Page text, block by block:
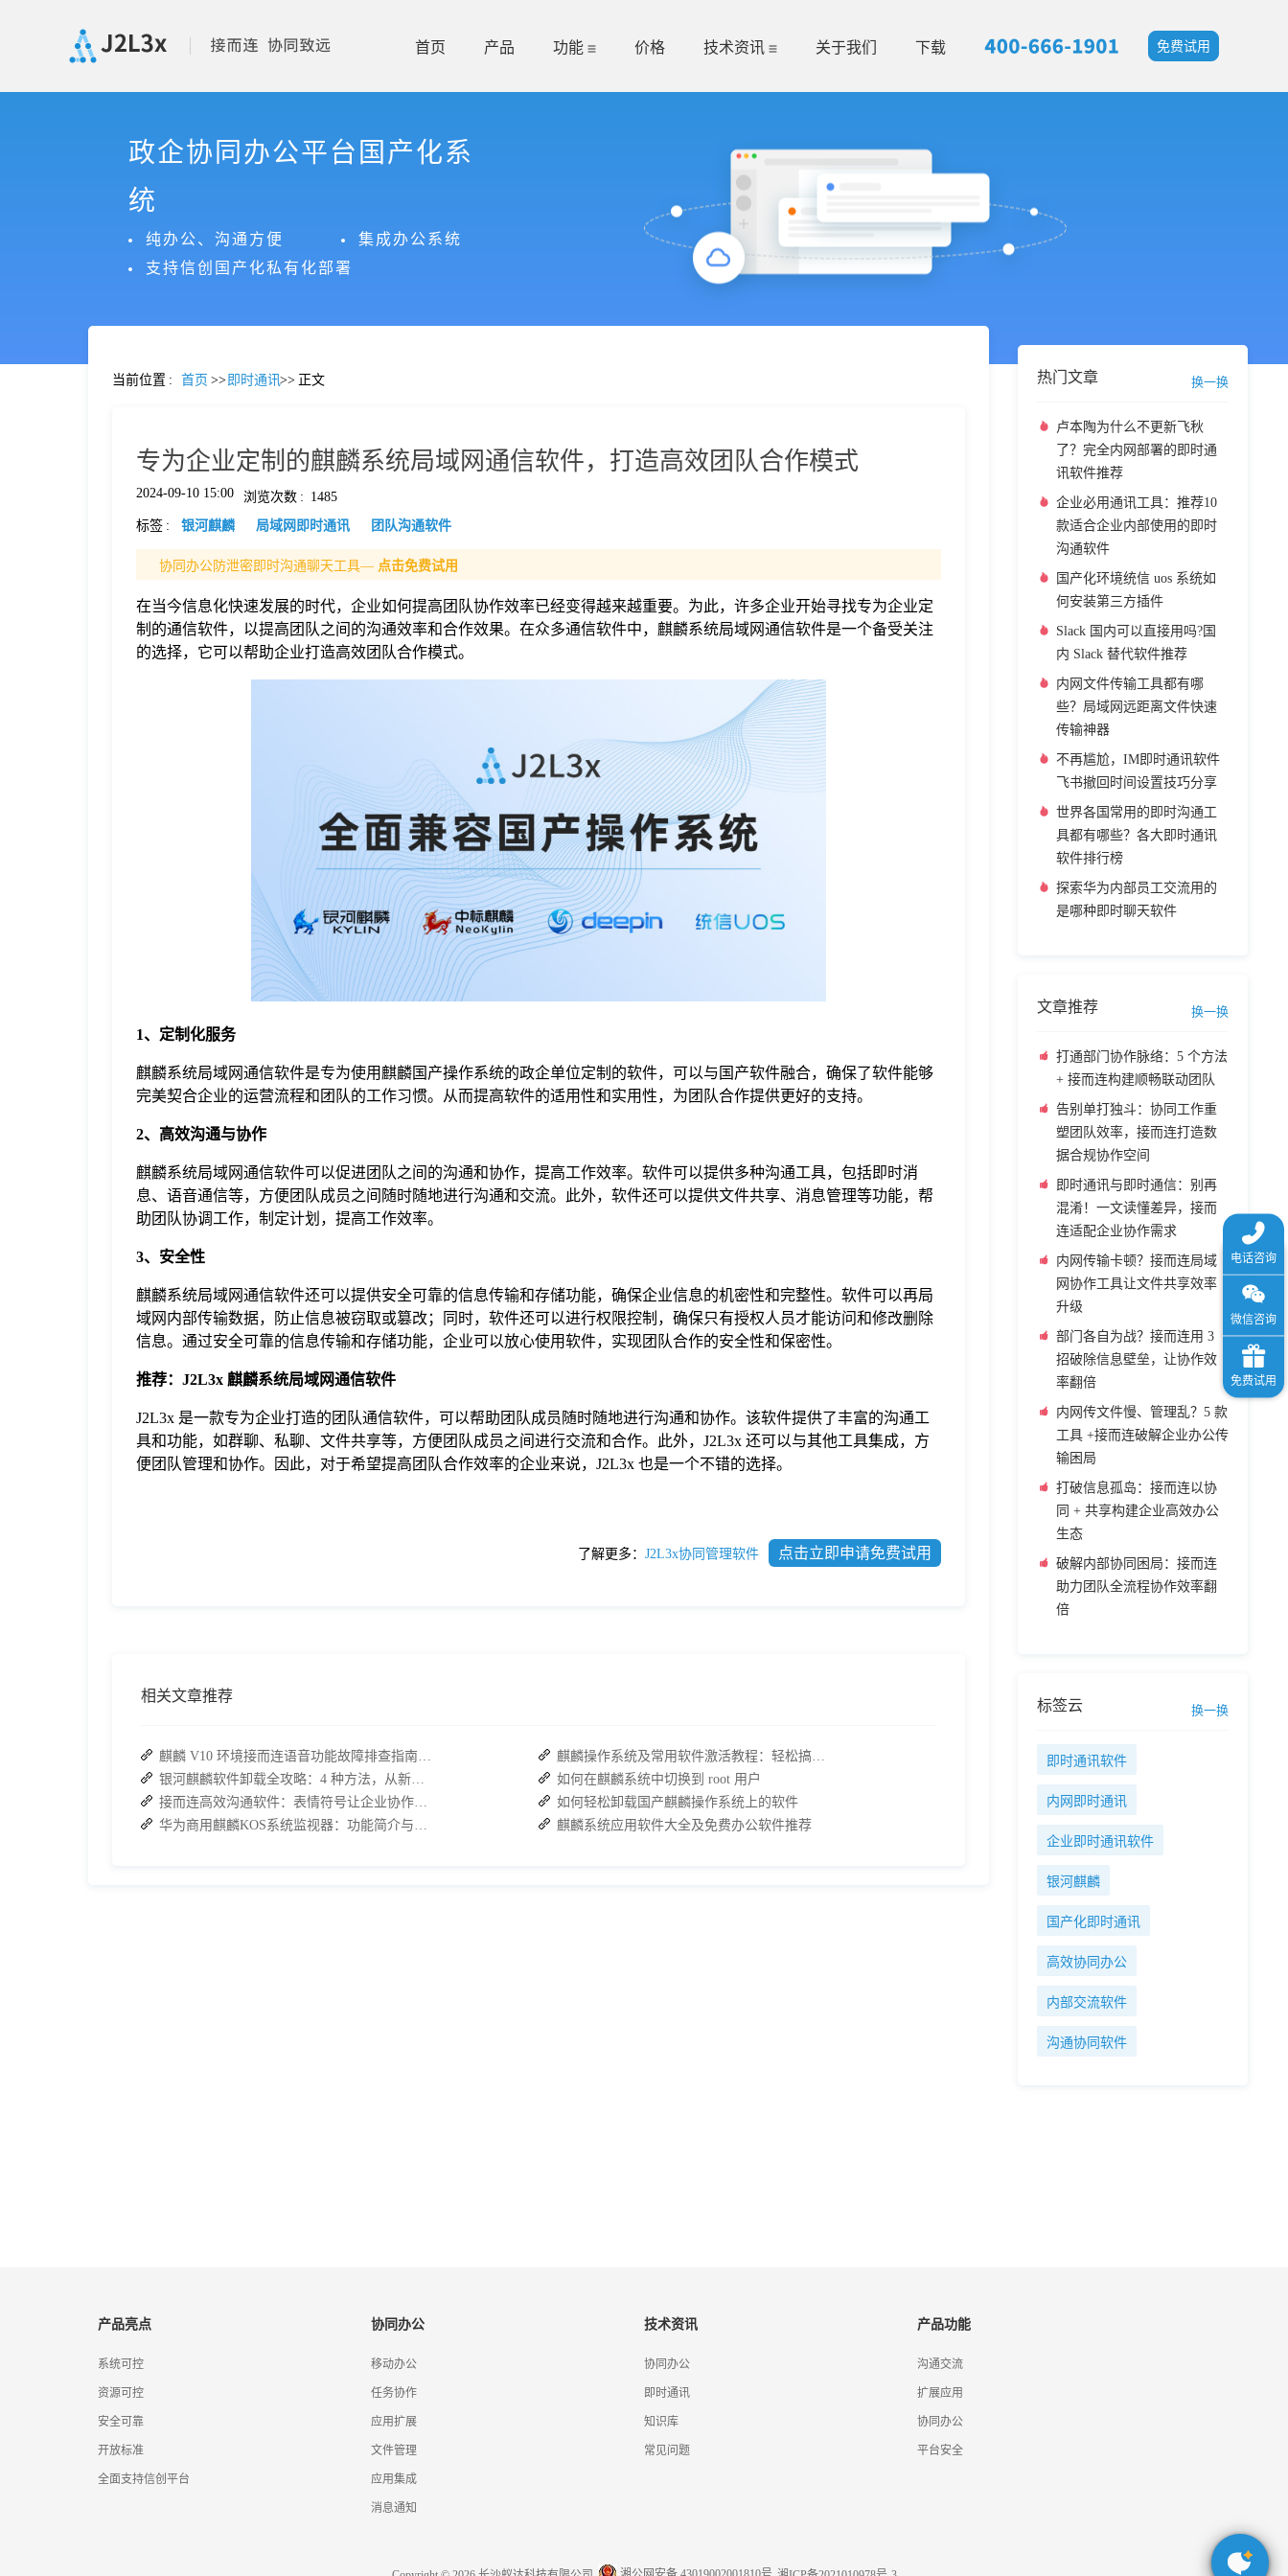
首页 产品 功能 价格 技术资讯 关于我们 下载 免费试用
政企协同办公平台国产化系
统
纯办公、沟通方便
集成办公系统
支持信创国产化私有化部署
当前位置 : 首页 >> 即时通讯>> 正文
专为企业定制的麒麟系统局域网通信软件，打造高效团队合作模式
2024-09-10 15:00 浏览次数 : 1485
标签 : 银河麒麟 局域网即时通讯 团队沟通软件
协同办公防泄密即时沟通聊天工具— 点击免费试用
在当今信息化快速发展的时代，企业如何提高团队协作效率已经变得越来越重要。为此，许多企业开始寻找专为企业定
制的通信软件，以提高团队之间的沟通效率和合作效果。在众多通信软件中，麒麟系统局域网通信软件是一个备受关注
的选择，它可以帮助企业打造高效团队合作模式。
1、定制化服务
麒麟系统局域网通信软件是专为使用麒麟国产操作系统的政企单位定制的软件，可以与国产软件融合，确保了软件能够
完美契合企业的运营流程和团队的工作习惯。从而提高软件的适用性和实用性，为团队合作提供更好的支持。
2、高效沟通与协作
麒麟系统局域网通信软件可以促进团队之间的沟通和协作，提高工作效率。软件可以提供多种沟通工具，包括即时消
息、语音通信等，方便团队成员之间随时随地进行沟通和交流。此外，软件还可以提供文件共享、消息管理等功能，帮
助团队协调工作，制定计划，提高工作效率。
3、安全性
麒麟系统局域网通信软件还可以提供安全可靠的信息传输和存储功能，确保企业信息的机密性和完整性。软件可以再局
域网内部传输数据，防止信息被窃取或篡改；同时，软件还可以进行权限控制，确保只有授权人员才能访问和修改删除
信息。通过安全可靠的信息传输和存储功能，企业可以放心使用软件，实现团队合作的安全性和保密性。
推荐：J2L3x 麒麟系统局域网通信软件
J2L3x 是一款专为企业打造的团队通信软件，可以帮助团队成员随时随地进行沟通和协作。该软件提供了丰富的沟通工
具和功能，如群聊、私聊、文件共享等，方便团队成员之间进行交流和合作。此外，J2L3x 还可以与其他工具集成，方
便团队管理和协作。因此，对于希望提高团队合作效率的企业来说，J2L3x 也是一个不错的选择。
了解更多： J2L3x协同管理软件 点击立即申请免费试用
相关文章推荐
麒麟 V10 环境接而连语音功能故障排查指南：快速恢复高效协作
银河麒麟软件卸载全攻略：4 种方法，从新手到高手一次搞定
接而连高效沟通软件：表情符号让企业协作告别冗余沟通
华为商用麒麟KOS系统监视器：功能简介与实操指南
麒麟操作系统及常用软件激活教程：轻松搞定WPS与数科OFD的激活
如何在麒麟系统中切换到 root 用户
如何轻松卸载国产麒麟操作系统上的软件
麒麟系统应用软件大全及免费办公软件推荐
热门文章 换一换
卢本陶为什么不更新飞秋
了？完全内网部署的即时通
讯软件推荐
企业必用通讯工具：推荐10
款适合企业内部使用的即时
沟通软件
国产化环境统信 uos 系统如
何安装第三方插件
Slack 国内可以直接用吗?国
内 Slack 替代软件推荐
内网文件传输工具都有哪
些？局域网远距离文件快速
传输神器
不再尴尬，IM即时通讯软件
飞书撤回时间设置技巧分享
世界各国常用的即时沟通工
具都有哪些？各大即时通讯
软件排行榜
探索华为内部员工交流用的
是哪种即时聊天软件
文章推荐 换一换
打通部门协作脉络：5 个方法
+ 接而连构建顺畅联动团队
告别单打独斗：协同工作重
塑团队效率，接而连打造数
据合规协作空间
即时通讯与即时通信：别再
混淆！一文读懂差异，接而
连适配企业协作需求
内网传输卡顿？接而连局域
网协作工具让文件共享效率
升级
部门各自为战？接而连用 3
招破除信息壁垒，让协作效
率翻倍
内网传文件慢、管理乱？5 款
工具 +接而连破解企业办公传
输困局
打破信息孤岛：接而连以协
同 + 共享构建企业高效办公
生态
破解内部协同困局：接而连
助力团队全流程协作效率翻
倍
标签云 换一换
即时通讯软件
内网即时通讯
企业即时通讯软件
银河麒麟
国产化即时通讯
高效协同办公
内部交流软件
沟通协同软件
产品亮点
系统可控
资源可控
安全可靠
开放标准
全面支持信创平台
协同办公
移动办公
任务协作
应用扩展
文件管理
应用集成
消息通知
技术资讯
协同办公
即时通讯
知识库
常见问题
产品功能
沟通交流
扩展应用
协同办公
平台安全